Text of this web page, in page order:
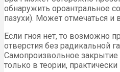
обнаружить ороантральное
пазухи). Может отмечаться и
Если гноя нет, то возможно
отверстия без радикальной
Самопроизвольное
только в теории,